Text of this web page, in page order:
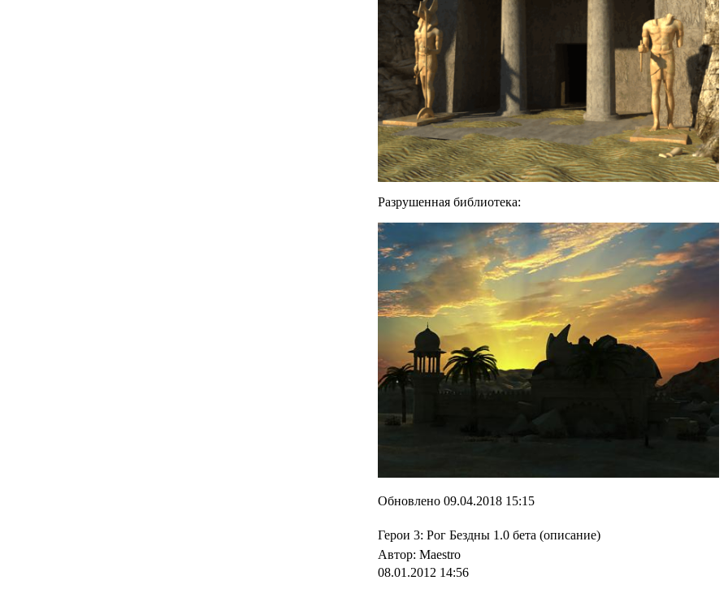
Разрушенная библиотека:
Обновлено 09.04.2018 15:15
Герои 3: Рог Бездны 1.0 бета (описание)
Автор: Maestro
08.01.2012 14:56